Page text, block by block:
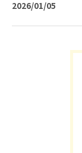
2026/01/05